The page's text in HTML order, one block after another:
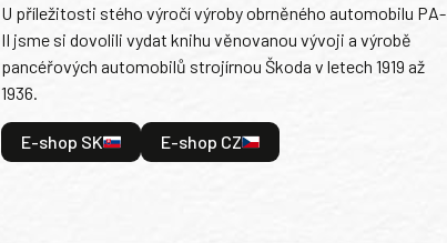
U příležitosti stého výročí výroby obrněného automobilu PA-
II jsme si dovolili vydat knihu věnovanou vývoji a výrobě
pancéřových automobilů strojírnou Škoda v letech 1919 až
1936.
E-shop SK E-shop CZ